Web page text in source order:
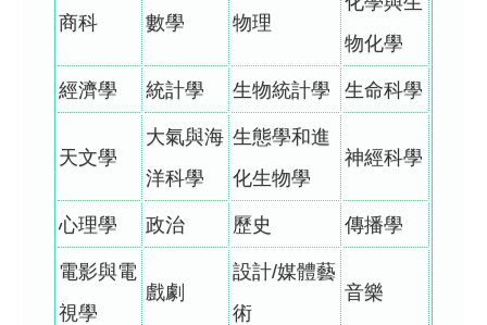
商科 數學 物理
物化學
經濟學 統計學 生物統計學 生命科學
天文學
大氣與海
洋科學
生態學和進
化生物學
神經科學
心理學 政治 歷史 傳播學
電影與電
視學
戲劇
設計/媒體藝
術
音樂